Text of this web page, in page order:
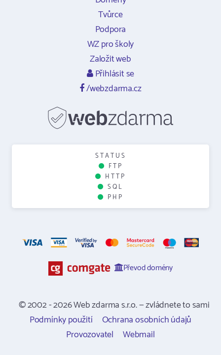
Tvůrce
Podpora
WZ pro školy
Založit web
Přihlásit se
/webzdarma.cz
STATUS
FTP
HTTP
SQL
PHP
Převod domény
© 2002 - 2026 Web zdarma s.r.o. — zvládnete to sami
Podmínky použití
Ochrana osobních údajů
Provozovatel
Webmail